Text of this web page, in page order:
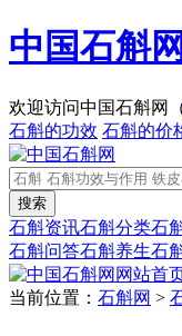
中国石斛网
欢迎访问中国石斛网
石斛的功效 石斛的价
石斛资讯石斛分类石
石斛问答石斛养生石
网站首
当前位置： 石斛网 >